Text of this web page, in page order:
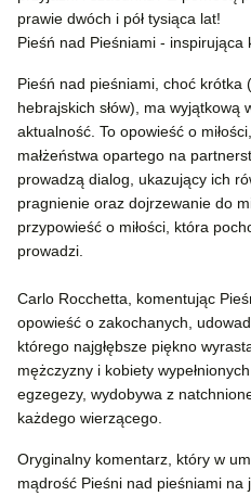
prawie dwóch i pół tysiąca lat!
Pieśń nad Pieśniami - inspirująca
Pieśń nad pieśniami, choć krótka
hebrajskich słów), ma wyjątkową
aktualność. To opowieść o
małżeństwa opartego na
prowadzą dialog, ukazujący ich
pragnienie oraz dojrzewanie do
przypowieść o miłości, która
prowadzi.
Carlo Rocchetta, komentując
opowieść o zakochanych,
którego najgłębsze piękno
mężczyzny i kobiety
egzegezy, wydobywa z
każdego wierzącego.
Oryginalny komentarz, który w
mądrość Pieśni nad pieśniami na